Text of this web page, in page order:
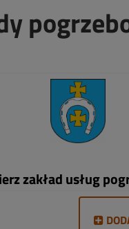
zakład usług